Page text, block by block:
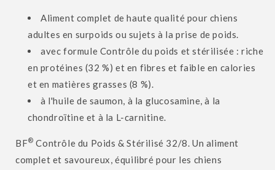
Aliment complet de haute qualité pour chiens
adultes en surpoids ou sujets à la prise de poids.
avec formule Contrôle du poids et stérilisée : riche
en protéines (32 %) et en fibres et faible en calories
et en matières grasses (8 %).
à l'huile de saumon, à la glucosamine, à la
chondroïtine et à la L-carnitine.
BF® Contrôle du Poids & Stérilisé 32/8. Un aliment
complet et savoureux, équilibré pour les chiens